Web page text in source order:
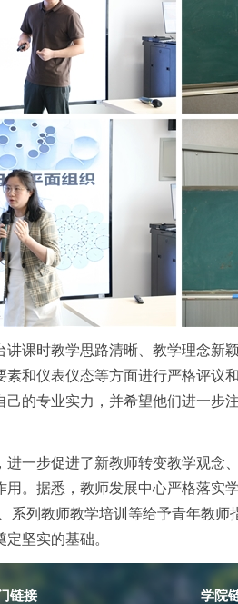
课时教学思路清晰、教学理念新
和仪表仪态等方面进行严格评议
的专业实力，并希望他们进一步
一步促进了新教师转变教学观念
。据悉，教师发展中心严格落实
系列教师教学培训等给予青年教
坚实的基础。
链接 学院